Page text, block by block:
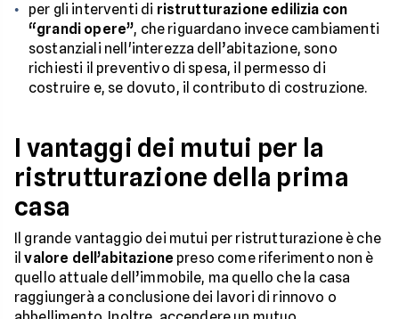
per gli interventi di ristrutturazione edilizia con
“grandi opere”, che riguardano invece cambiamenti
sostanziali nell'interezza dell’abitazione, sono
richiesti il preventivo di spesa, il permesso di
costruire e, se dovuto, il contributo di costruzione.
I vantaggi dei mutui per la
ristrutturazione della prima
casa
Il grande vantaggio dei mutui per ristrutturazione è che
ilvalore dell’abitazione preso come riferimento non è
quello attuale dell’immobile, ma quello che la casa
raggiungerà a conclusione dei lavori di rinnovo o